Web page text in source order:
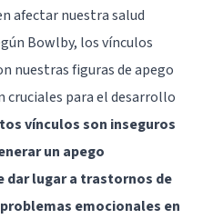
afectar nuestra salud
Bowlby, los vínculos
nuestras figuras de apego
cruciales para el desarrollo
vínculos son inseguros
un apego
dar lugar a trastornos de
emocionales en